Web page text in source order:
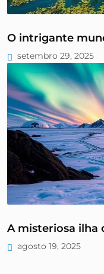
O intrigante
setembro 29, 2025
A misteriosa ilha
agosto 19, 2025